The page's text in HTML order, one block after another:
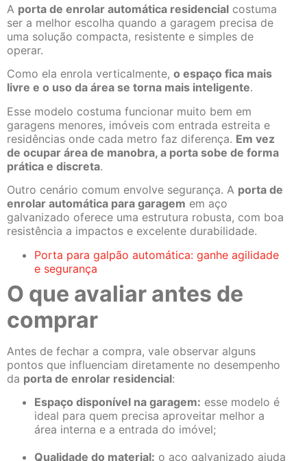
A porta de enrolar automática residencial costuma
ser a melhor escolha quando a garagem precisa de
uma solução compacta, resistente e simples de
operar.
Como ela enrola verticalmente, o espaço fica mais
livre e o uso da área se torna mais inteligente.
Esse modelo costuma funcionar muito bem em
garagens menores, imóveis com entrada estreita e
residências onde cada metro faz diferença. Em vez
de ocupar área de manobra, a porta sobe de forma
prática e discreta.
Outro cenário comum envolve segurança. A porta de
enrolar automática para garagem em aço
galvanizado oferece uma estrutura robusta, com boa
resistência a impactos e excelente durabilidade.
Porta para galpão automática: ganhe agilidade
e segurança
O que avaliar antes de
comprar
Antes de fechar a compra, vale observar alguns
pontos que influenciam diretamente no desempenho
da porta de enrolar residencial:
Espaço disponível na garagem: esse modelo é
ideal para quem precisa aproveitar melhor a
área interna e a entrada do imóvel;
Qualidade do material: o aço galvanizado ajuda